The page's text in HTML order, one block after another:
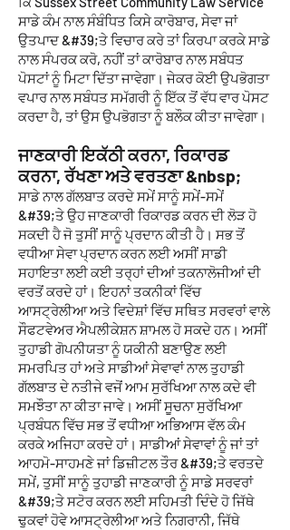
ਸਾਡੇ ਕੰਮ ਨਾਲ ਸੰਬੰਧਿਤ ਕਿਸੇ ਕਾਰੋਬਾਰ, ਸੇਵਾ ਜਾਂ
ਉਤਪਾਦ &#39;ਤੇ ਵਿਚਾਰ ਕਰੇ ਤਾਂ ਕਿਰਪਾ ਕਰਕੇ ਸਾਡੇ
ਨਾਲ ਸੰਪਰਕ ਕਰੋ, ਨਹੀਂ ਤਾਂ ਕਾਰੋਬਾਰ ਨਾਲ ਸਬੰਧਤ
ਪੋਸਟਾਂ ਨੂੰ ਮਿਟਾ ਦਿੱਤਾ ਜਾਵੇਗਾ। ਜੇਕਰ ਕੋਈ ਉਪਭੋਗਤਾ
ਵਪਾਰ ਨਾਲ ਸਬੰਧਤ ਸਮੱਗਰੀ ਨੂੰ ਇੱਕ ਤੋਂ ਵੱਧ ਵਾਰ ਪੋਸਟ
ਕਰਦਾ ਹੈ, ਤਾਂ ਉਸ ਉਪਭੋਗਤਾ ਨੂੰ ਬਲੌਕ ਕੀਤਾ ਜਾਵੇਗਾ।
ਜਾਣਕਾਰੀ ਇਕੱਠੀ ਕਰਨਾ, ਰਿਕਾਰਡ
ਕਰਨਾ, ਰੱਖਣਾ ਅਤੇ ਵਰਤਣਾ &nbsp;
ਸਾਡੇ ਨਾਲ ਗੱਲਬਾਤ ਕਰਦੇ ਸਮੇਂ ਸਾਨੂੰ ਸਮੇਂ-ਸਮੇਂ
&#39;ਤੇ ਉਹ ਜਾਣਕਾਰੀ ਰਿਕਾਰਡ ਕਰਨ ਦੀ ਲੋੜ ਹੋ
ਸਕਦੀ ਹੈ ਜੋ ਤੁਸੀਂ ਸਾਨੂੰ ਪ੍ਰਦਾਨ ਕੀਤੀ ਹੈ। ਸਭ ਤੋਂ
ਵਧੀਆ ਸੇਵਾ ਪ੍ਰਦਾਨ ਕਰਨ ਲਈ ਅਸੀਂ ਸਾਡੀ
ਸਹਾਇਤਾ ਲਈ ਕਈ ਤਰ੍ਹਾਂ ਦੀਆਂ ਤਕਨਾਲੋਜੀਆਂ ਦੀ
ਵਰਤੋਂ ਕਰਦੇ ਹਾਂ। ਇਹਨਾਂ ਤਕਨੀਕਾਂ ਵਿੱਚ
ਆਸਟ੍ਰੇਲੀਆ ਅਤੇ ਵਿਦੇਸ਼ਾਂ ਵਿੱਚ ਸਥਿਤ ਸਰਵਰਾਂ ਵਾਲੇ
ਸੌਫਟਵੇਅਰ ਐਪਲੀਕੇਸ਼ਨ ਸ਼ਾਮਲ ਹੋ ਸਕਦੇ ਹਨ। ਅਸੀਂ
ਤੁਹਾਡੀ ਗੋਪਨੀਯਤਾ ਨੂੰ ਯਕੀਨੀ ਬਣਾਉਣ ਲਈ
ਸਮਰਪਿਤ ਹਾਂ ਅਤੇ ਸਾਡੀਆਂ ਸੇਵਾਵਾਂ ਨਾਲ ਤੁਹਾਡੀ
ਗੱਲਬਾਤ ਦੇ ਨਤੀਜੇ ਵਜੋਂ ਆਮ ਸੁਰੱਖਿਆ ਨਾਲ ਕਦੇ ਵੀ
ਸਮਝੌਤਾ ਨਾ ਕੀਤਾ ਜਾਵੇ। ਅਸੀਂ ਸੂਚਨਾ ਸੁਰੱਖਿਆ
ਪ੍ਰਬੰਧਨ ਵਿੱਚ ਸਭ ਤੋਂ ਵਧੀਆ ਅਭਿਆਸ ਵੱਲ ਕੰਮ
ਕਰਕੇ ਅਜਿਹਾ ਕਰਦੇ ਹਾਂ। ਸਾਡੀਆਂ ਸੇਵਾਵਾਂ ਨੂੰ ਜਾਂ ਤਾਂ
ਆਹਮੋ-ਸਾਹਮਣੇ ਜਾਂ ਡਿਜ਼ੀਟਲ ਤੌਰ &#39;ਤੇ ਵਰਤਦੇ
ਸਮੇਂ, ਤੁਸੀਂ ਸਾਨੂੰ ਤੁਹਾਡੀ ਜਾਣਕਾਰੀ ਨੂੰ ਸਾਡੇ ਸਰਵਰਾਂ
&#39;ਤੇ ਸਟੋਰ ਕਰਨ ਲਈ ਸਹਿਮਤੀ ਦਿੰਦੇ ਹੋ ਜਿੱਥੇ
ਢੁਕਵਾਂ ਹੋਵੇ ਆਸਟ੍ਰੇਲੀਆ ਅਤੇ ਨਿਗਰਾਨੀ, ਜਿੱਥੇ